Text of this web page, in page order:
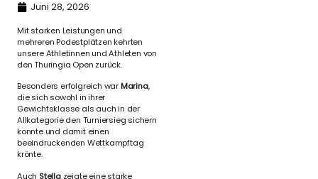
Juni 28, 2026
Mit starken Leistungen und
mehreren Podestplätzen kehrten
unsere Athletinnen und Athleten von
den Thuringia Open zurück.
Besonders erfolgreich warMarina,
die sich sowohl in ihrer
Gewichtsklasse als auch in der
Allkategorie den Turniersieg sichern
konnte und damit einen
beeindruckenden Wettkampftag
krönte.
Auch Stellazeigte eine starke